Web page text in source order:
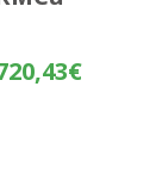
€Rango